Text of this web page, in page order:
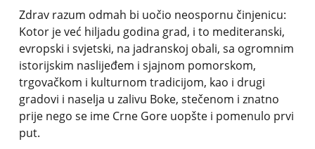
Zdrav razum odmah bi uočio neospornu činjenicu:
Kotor je već hiljadu godina grad, i to mediteranski,
evropski i svjetski, na jadranskoj obali, sa ogromnim
istorijskim naslijeđem i sjajnom pomorskom,
trgovačkom i kulturnom tradicijom, kao i drugi
gradovi i naselja u zalivu Boke, stečenom i znatno
prije nego se ime Crne Gore uopšte i pomenulo prvi
put.